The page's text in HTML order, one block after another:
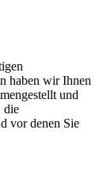
haben wir Ihnen
und
die
vor denen Sie